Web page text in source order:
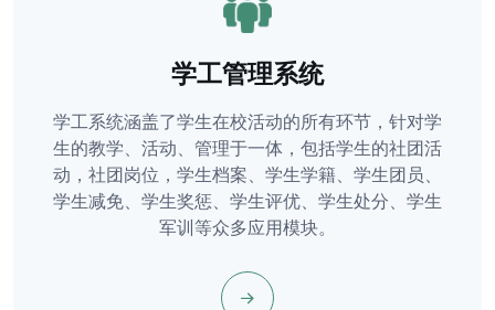
学工管理系统
学工系统涵盖了学生在校活动的所有环节，针对学
生的教学、活动、管理于一体，包括学生的社团活
动，社团岗位，学生档案、学生学籍、学生团员、
学生减免、学生奖惩、学生评优、学生处分、学生
军训等众多应用模块。